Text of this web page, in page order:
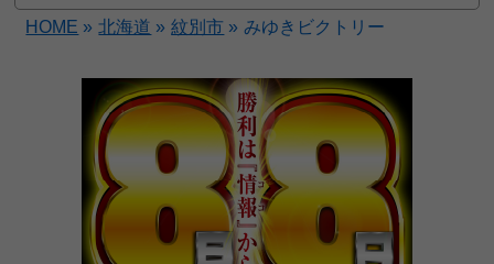
HOME » 北海道 » 紋別市 » みゆきビクトリー